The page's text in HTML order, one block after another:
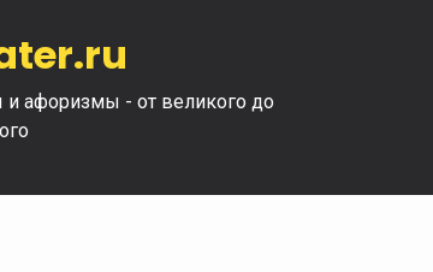
и афоризмы - от великого до